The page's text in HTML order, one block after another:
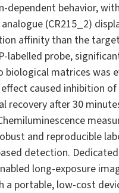
dependent behavior,
(CR215_2)
affinity than the
labelled probe,
matrices was
caused inhibition
recovery after 30
and reproducible
detection.
long-exposure
portable, low-cost